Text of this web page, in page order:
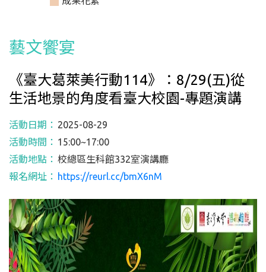
藝文饗宴
《臺大葛萊美行動114》：8/29(五)從
生活地景的角度看臺大校園-專題演講
活動日期： 2025-08-29
活動時間： 15:00~17:00
活動地點： 校總區生科館332室演講廳
報名網址： https://reurl.cc/bmX6nM